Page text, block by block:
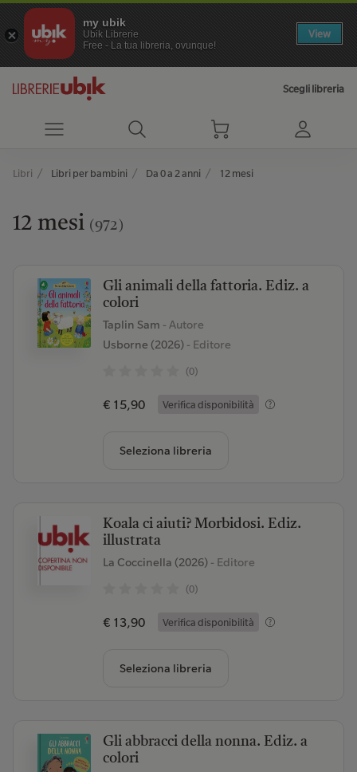
my ubik
Ubik Librerie
Free - La tua libreria, ovunque!
View
Scegli libreria
Libri Libri per bambini Da 0 a 2 anni 12 mesi
12 mesi (972)
Gli animali della fattoria. Ediz. a
colori
Taplin Sam - Autore
Usborne (2026)- Editore
(0)
€ 15,90 Verifica disponibilità
Seleziona libreria
Koala ci aiuti? Morbidosi. Ediz.
illustrata
La Coccinella (2026)- Editore
(0)
€ 13,90 Verifica disponibilità
Seleziona libreria
Gli abbracci della nonna. Ediz. a
colori